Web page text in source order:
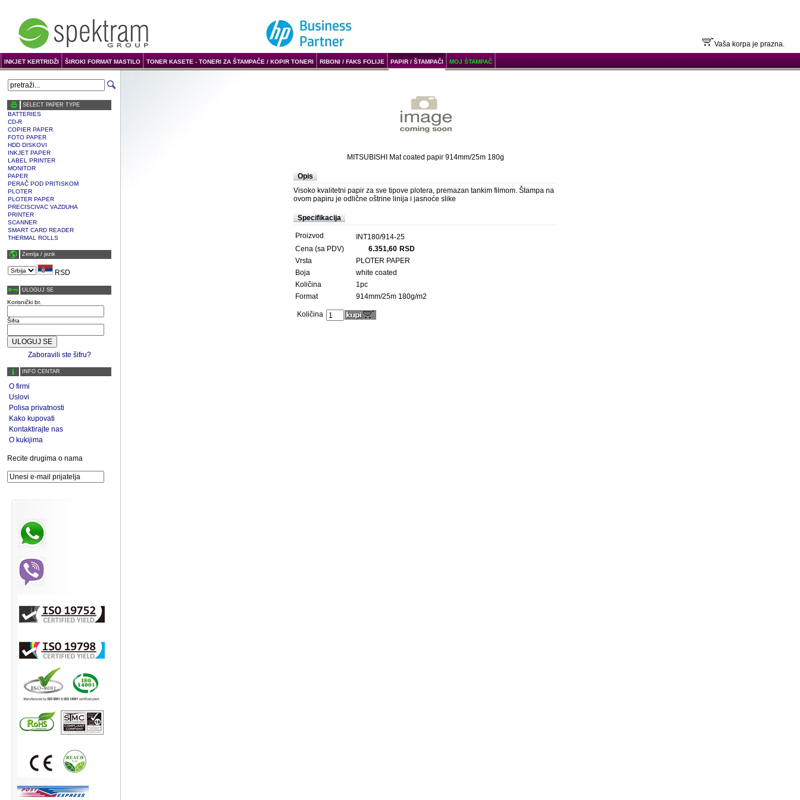
Vaša korpa je prazna.
INKJET KERTRIDŽI ŠIROKI FORMAT MASTILO TONER KASETE - TONERI ZA ŠTAMPAČE / KOPIR TONERI RIBONI / FAKS FOLIJE PAPIR / ŠTAMPAČI MOJ ŠTAMPAČ
SELECT PAPER TYPE
BATTERIES
CD-R
COPIER PAPER
FOTO PAPER
HDD DISKOVI
INKJET PAPER
LABEL PRINTER
MONITOR
PAPER
PERAČ POD PRITISKOM
PLOTER
PLOTER PAPER
PRECISCIVAC VAZDUHA
PRINTER
SCANNER
SMART CARD READER
THERMAL ROLLS
Zemlja / јezik
RSD
ULOGUJ SE
Korisnički br.
Šifra
Zaboravili ste šifru?
INFO CENTAR
O firmi
Uslovi
Polisa privatnosti
Kako kupovati
Kontaktirajte nas
O kukijima
Recite drugima o nama
MITSUBISHI Mat coated papir 914mm/25m 180g
Opis
Visoko kvalitetni papir za sve tipove plotera, premazan tankim filmom. Štampa na
ovom papiru je odlične oštrine linija i jasnoće slike
Specifikacija
Proizvod
INT180/914-25
Cena (sa PDV)
6.351,60 RSD
Vrsta
PLOTER PAPER
Boja
white coated
Količina
1pc
Format
914mm/25m 180g/m2
Količina